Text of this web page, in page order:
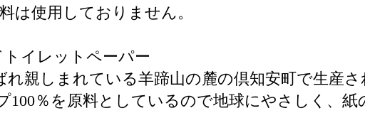
は使用しておりません。
イレットペーパー
れ親しまれている羊蹄山の麓の倶知安町で生産
100％を原料としているので地球にやさしく、